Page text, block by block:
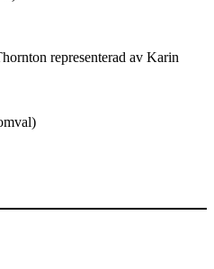
representerad av Karin